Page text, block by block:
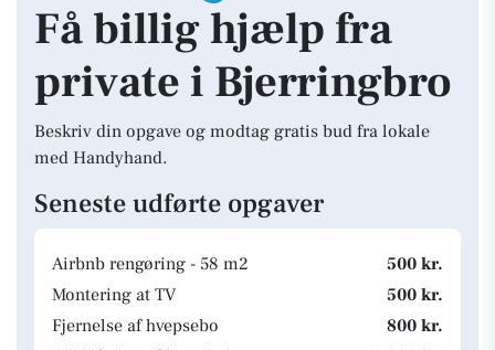
Få billig hjælp fra
private i Bjerringbro
Beskriv din opgave og modtag gratis bud fra lokale
med Handyhand.
Seneste udførte opgaver
Airbnb rengøring - 58 m2
500 kr.
Montering at TV
500 kr.
Fjernelse af hvepsebo
800 kr.